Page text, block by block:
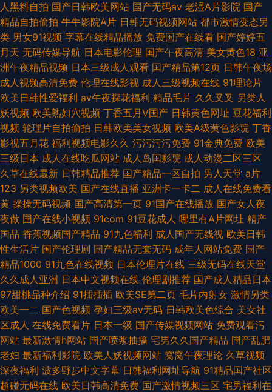
人黑料自拍 国产日韩欧美网站 国产无码av 老湿A片影院 国产
精品自拍偷拍 牛牛影院A片 日韩无码视频网站 都市激情变态另
类 男女91视频 字幕在线精品播放 免费国产在线看 国产婷婷五
月天 无码传媒导航 日本电影伦理 国产午夜高清 美女黄色18 亚
洲午夜精品视频 日本三级成人观看 国产精品第12页 日韩午夜场
成人视频高清免费 伦理在线影视 成人三级视频在线 91理论片
欧美日韩性爱福利 av午夜探花福利 精品毛片 久久叉叉 另类人
妖视频 欧美熟妇穴视频 丁香五月V国产 日韩黄色网址 豆花福利
视频 轮理片自拍偷拍 日韩欧美美女视频 欧美A级黄色影院 丁香
影视五月花 福利视频电影久久 污污污污免费 91金典免费 欧美
三级日本 成人在线吃瓜网站 成人岛国影院 成人动漫二区三区
久草在线最新 日韩精品推荐 国产精品一区自拍 男人天堂 a片
123 另类视频欧美 国产在线直播 亚洲卡一卡二 成人在线免费看
黄 操操无码视频 国产高清第一页 91国产在线播放 国产女人夜
夜做 国产在线小视频 91com 91豆花成人 哪里有A片网址 精产
国品 香蕉视频国产精品 91九色福利 成人国产无线视 欧美日韩
性生活片 国产伦理剧 国产精品无套无码 成年人网站免费 国产
精品1000 91九色在线视频 日本伦理片在线 三级无码在线天堂
久久成人亚洲 日本中文视频在线 伦理剧推荐 国产成人精品日本
97甜桃品种介绍 91插插插 欧美SE第二页 毛片内射女 激情另类
欧美一二 国产色视频 孕妇三级av无码 日韩欧美色综合 美女社
区成人 在线免费看片 日本一级 国产传媒视频网站 免费观看污
网站 最新激情h网站 国产喷浆抽搐 宅男久久国产精品 国产乱肥
老妇 最新福利影院 欧美人妖视频网站 窝窝午夜理论 久草视频
深夜福利 波多野步中文字幕 日韩福利网址导航 91精品国产社区
超碰无码在线 欧美日韩高清免费 国产激情视频三区 宅男福利在